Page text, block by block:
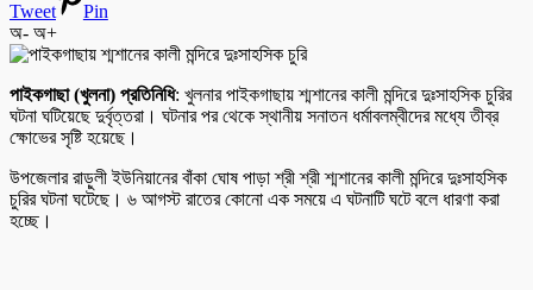
Tweet
Pin
অ- অ+
পাইকগাছা (খুলনা) প্রতিনিধি: খুলনার পাইকগাছায় শ্মশানের কালী মন্দিরে দুঃসাহসিক চুরির
ঘটনা ঘটিয়েছে দুর্বৃত্তরা। ঘটনার পর থেকে স্থানীয় সনাতন ধর্মাবলম্বীদের মধ্যে তীব্র
ক্ষোভের সৃষ্টি হয়েছে।
উপজেলার রাড়ুলী ইউনিয়ানের বাঁকা ঘোষ পাড়া শ্রী শ্রী শ্মশানের কালী মন্দিরে দুঃসাহসিক
চুরির ঘটনা ঘটেছে। ৬ আগস্ট রাতের কোনো এক সময়ে এ ঘটনাটি ঘটে বলে ধারণা করা
হচ্ছে।